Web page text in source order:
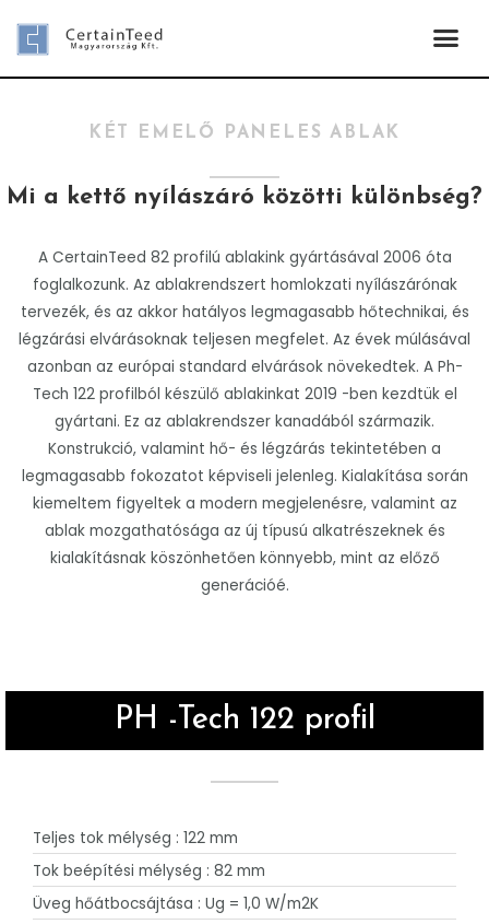
KÉT EMELŐ PANELES ABLAK
Mi a kettő nyílászáró közötti különbség?
A CertainTeed 82 profilú ablakink gyártásával 2006 óta
foglalkozunk. Az ablakrendszert homlokzati nyílászárónak
tervezék, és az akkor hatályos legmagasabb hőtechnikai, és
légzárási elvárásoknak teljesen megfelet. Az évek múlásával
azonban az európai standard elvárások növekedtek. A Ph-
Tech 122 profilból készülő ablakinkat 2019 -ben kezdtük el
gyártani. Ez az ablakrendszer kanadából származik.
Konstrukció, valamint hő- és légzárás tekintetében a
legmagasabb fokozatot képviseli jelenleg. Kialakítása során
kiemeltem figyeltek a modern megjelenésre, valamint az
ablak mozgathatósága az új típusú alkatrészeknek és
kialakításnak köszönhetően könnyebb, mint az előző
generációé.
PH -Tech 122 profil
Teljes tok mélység : 122 mm
Tok beépítési mélység : 82 mm
Üveg hőátbocsájtása : Ug = 1,0 W/m2K